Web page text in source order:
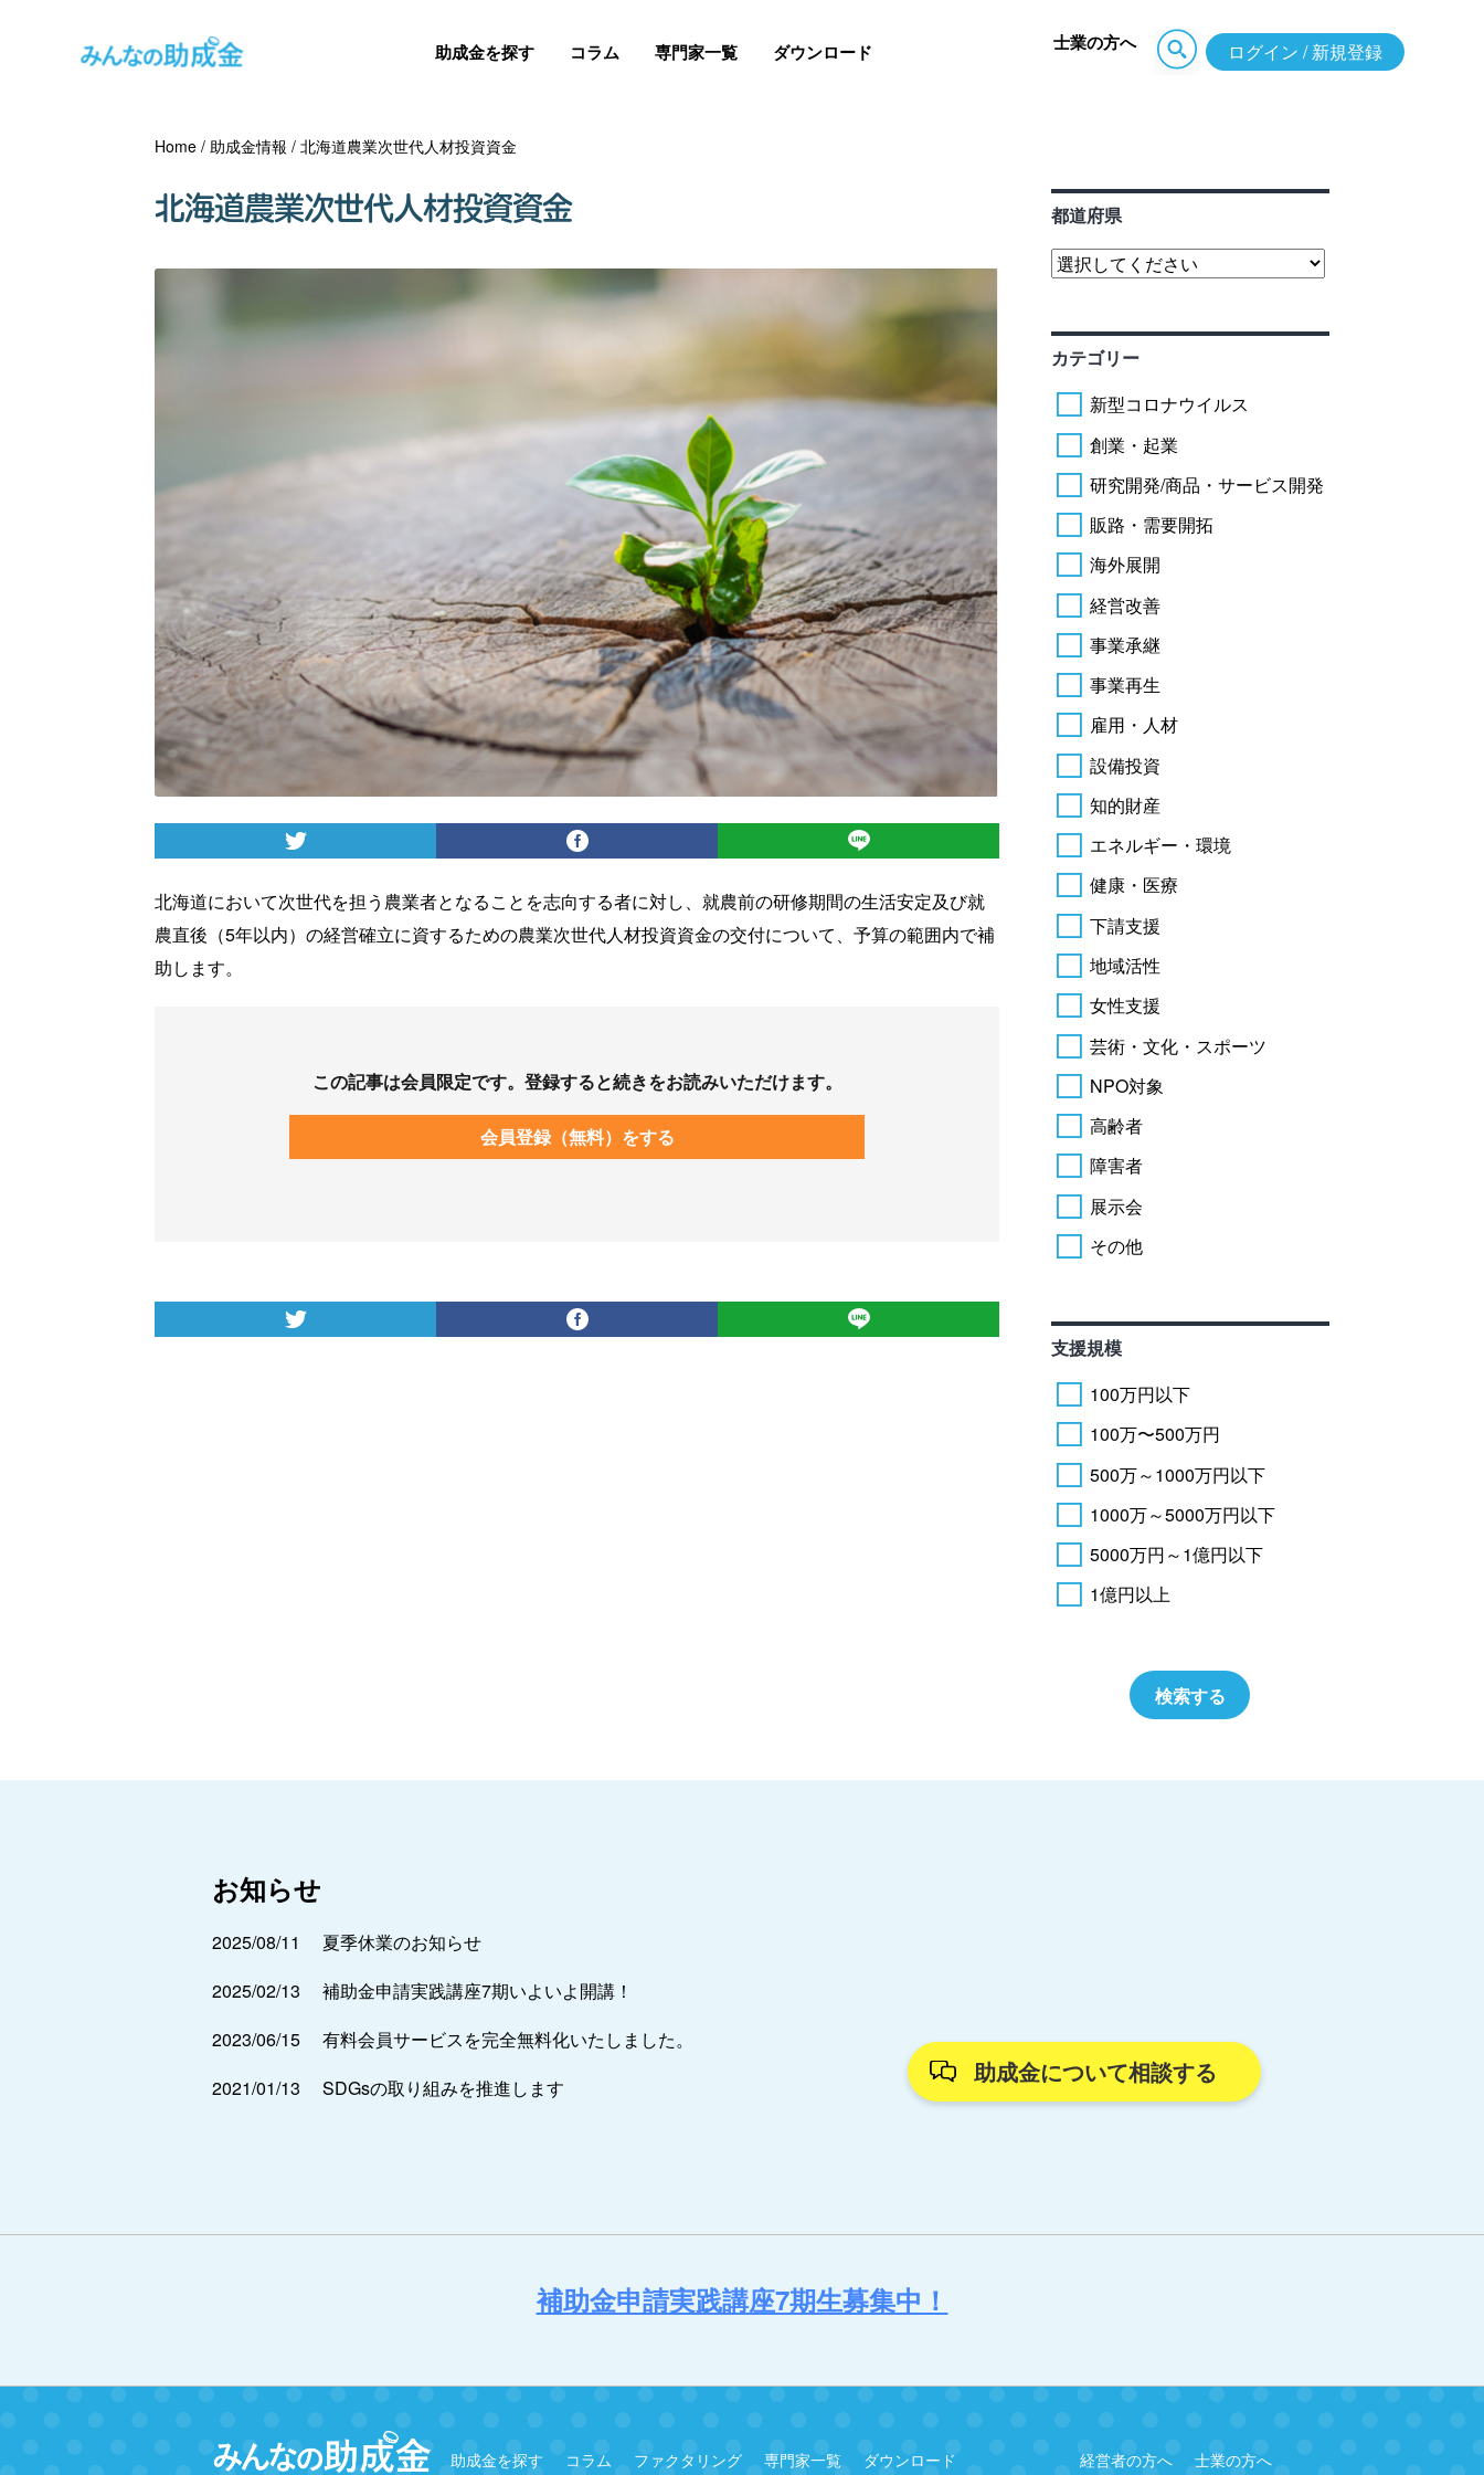
助成金を探す コラム 専門家一覧 ダウンロード 士業の方へ ログイン / 新規登録
Home /助成金情報 /北海道農業次世代人材投資資金
北海道農業次世代人材投資資金
北海道において次世代を担う農業者となることを志向する者に対し、就農前の研修期間の生活安定及び就
農直後（5年以内）の経営確立に資するための農業次世代人材投資資金の交付について、予算の範囲内で補
助します。
この記事は会員限定です。登録すると続きをお読みいただけます。
会員登録（無料）をする
都道府県
カテゴリー
新型コロナウイルス
創業・起業
研究開発/商品・サービス開発
販路・需要開拓
海外展開
経営改善
事業承継
事業再生
雇用・人材
設備投資
知的財産
エネルギー・環境
健康・医療
下請支援
地域活性
女性支援
芸術・文化・スポーツ
NPO対象
高齢者
障害者
展示会
その他
支援規模
100万円以下
100万〜500万円
500万～1000万円以下
1000万～5000万円以下
5000万円～1億円以下
1億円以上
お知らせ
2025/08/11
夏季休業のお知らせ
2025/02/13
補助金申請実践講座7期いよいよ開講！
2023/06/15
有料会員サービスを完全無料化いたしました。
2021/01/13
SDGsの取り組みを推進します
助成金について相談する
補助金申請実践講座7期生募集中！
助成金を探す コラム ファクタリング 専門家一覧 ダウンロード 経営者の方へ 士業の方へ